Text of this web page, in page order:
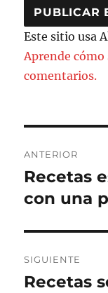
Este sitio usa
Aprende cómo
comentarios.
de
entradas
ANTERIOR
Entrada
anterior:
Recetas
con una
SIGUIENTE
Entrada
Recetas